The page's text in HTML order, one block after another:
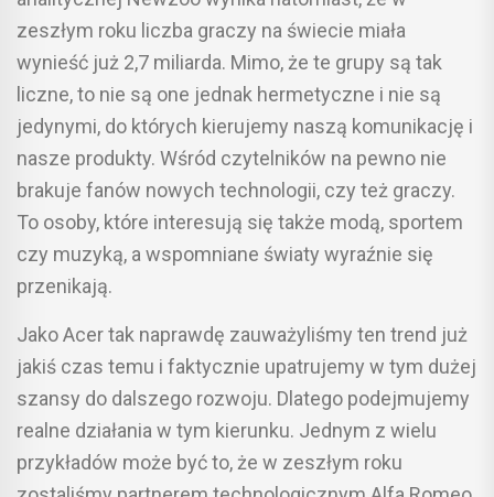
zeszłym roku liczba graczy na świecie miała
wynieść już 2,7 miliarda. Mimo, że te grupy są tak
liczne, to nie są one jednak hermetyczne i nie są
jedynymi, do których kierujemy naszą komunikację i
nasze produkty. Wśród czytelników na pewno nie
brakuje fanów nowych technologii, czy też graczy.
To osoby, które interesują się także modą, sportem
czy muzyką, a wspomniane światy wyraźnie się
przenikają.
Jako Acer tak naprawdę zauważyliśmy ten trend już
jakiś czas temu i faktycznie upatrujemy w tym dużej
szansy do dalszego rozwoju. Dlatego podejmujemy
realne działania w tym kierunku. Jednym z wielu
przykładów może być to, że w zeszłym roku